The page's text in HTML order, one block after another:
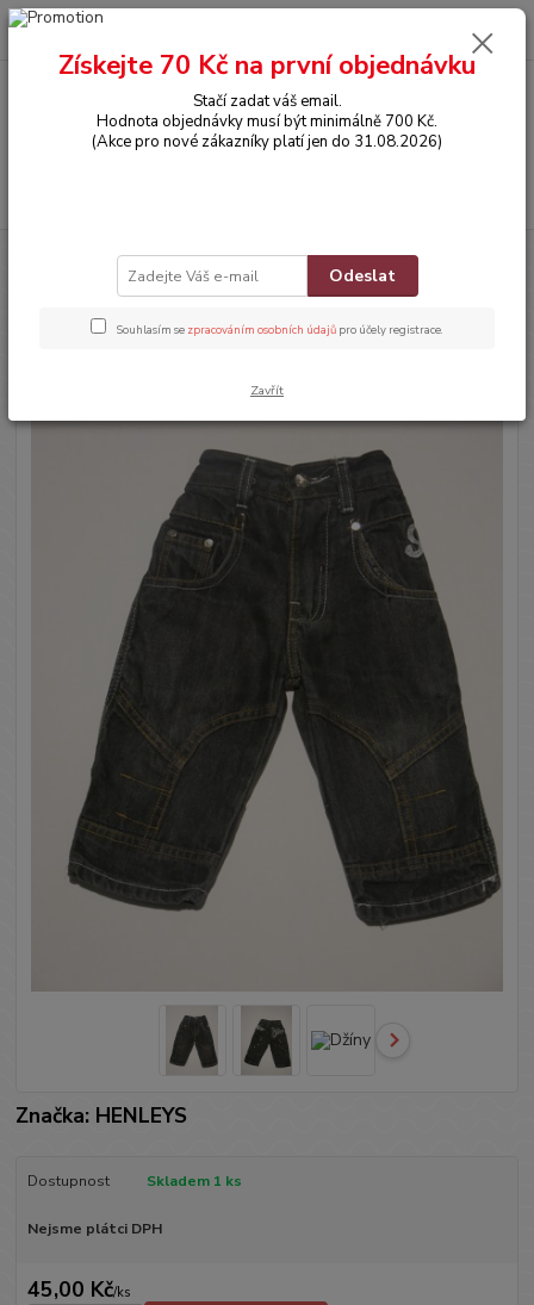
0,00 Kč
OBLEČENÍ Džíny
Džíny
Značka: HENLEYS
Dostupnost Skladem 1 ks
Nejsme plátci DPH
45,00 Kč/ks
Získejte 70 Kč na první objednávku
Stačí zadat váš email.
Hodnota objednávky musí být minimálně 700 Kč.
(Akce pro nové zákazníky platí jen do 31.08.2026)
Odeslat
Souhlasím se zpracováním osobních údajů pro účely registrace.
Zavřít